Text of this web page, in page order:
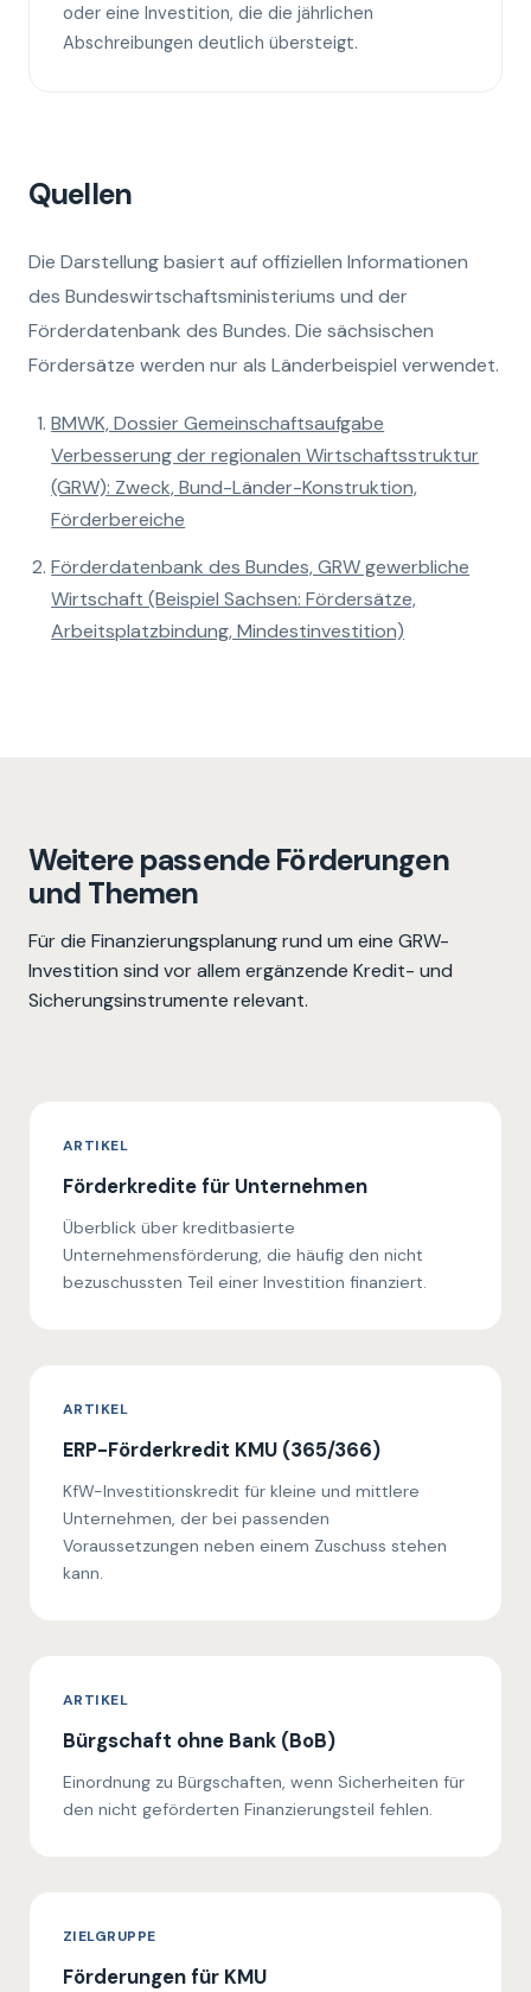
oder eine Investition, die die jährlichen
Abschreibungen deutlich übersteigt.
Quellen
Die Darstellung basiert auf offiziellen Informationen
des Bundeswirtschaftsministeriums und der
Förderdatenbank des Bundes. Die sächsischen
Fördersätze werden nur als Länderbeispiel verwendet.
BMWK, Dossier Gemeinschaftsaufgabe
Verbesserung der regionalen Wirtschaftsstruktur
(GRW): Zweck, Bund-Länder-Konstruktion,
Förderbereiche
Förderdatenbank des Bundes, GRW gewerbliche
Wirtschaft (Beispiel Sachsen: Fördersätze,
Arbeitsplatzbindung, Mindestinvestition)
Weitere passende Förderungen
und Themen
Für die Finanzierungsplanung rund um eine GRW-
Investition sind vor allem ergänzende Kredit- und
Sicherungsinstrumente relevant.
ARTIKEL
Förderkredite für Unternehmen
Überblick über kreditbasierte
Unternehmensförderung, die häufig den nicht
bezuschussten Teil einer Investition finanziert.
ARTIKEL
ERP-Förderkredit KMU (365/366)
KfW-Investitionskredit für kleine und mittlere
Unternehmen, der bei passenden
Voraussetzungen neben einem Zuschuss stehen
kann.
ARTIKEL
Bürgschaft ohne Bank (BoB)
Einordnung zu Bürgschaften, wenn Sicherheiten für
den nicht geförderten Finanzierungsteil fehlen.
ZIELGRUPPE
Förderungen für KMU